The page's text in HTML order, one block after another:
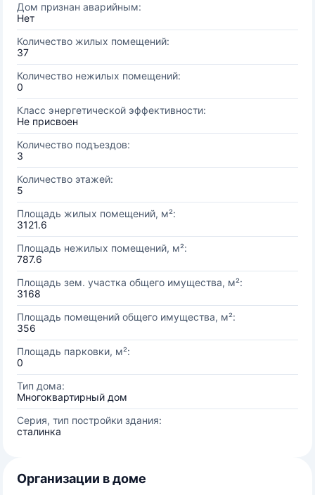
Дом признан аварийным:
Нет
Количество жилых помещений:
37
Количество нежилых помещений:
0
Класс энергетической эффективности:
Не присвоен
Количество подъездов:
3
Количество этажей:
5
Площадь жилых помещений, м²:
3121.6
Площадь нежилых помещений, м²:
787.6
Площадь зем. участка общего имущества, м²:
3168
Площадь помещений общего имущества, м²:
356
Площадь парковки, м²:
0
Тип дома:
Многоквартирный дом
Серия, тип постройки здания:
сталинка
Организации в доме